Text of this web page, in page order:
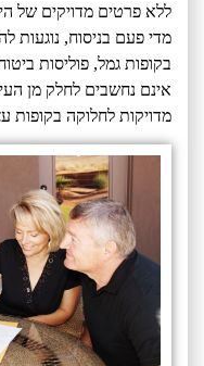
ללא פרטים מדויקים של
מדי פעם בניסוח, נוגעות
בקופות גמל, פוליסות
אינם נחשבים לחלק מן
מדויקות לחלוקה בקופות